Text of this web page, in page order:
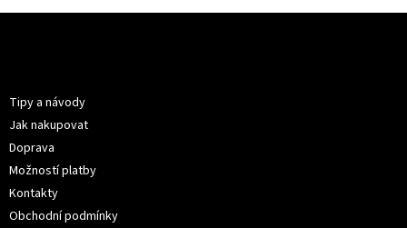
Tipy a návody
Jak nakupovat
Doprava
Možností platby
Kontakty
Obchodní podmínky